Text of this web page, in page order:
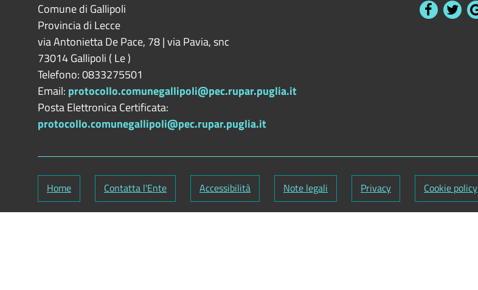
Comune di Gallipoli
Provincia di Lecce
via Antonietta De Pace, 78 | via Pavia, snc
73014Gallipoli ( Le)
Telefono: 0833275501
Email: protocollo.comunegallipoli@pec.rupar.puglia.it
Posta Elettronica Certificata:
protocollo.comunegallipoli@pec.rupar.puglia.it
Home Contatta l'Ente Accessibilità Note legali Privacy Cookie policy